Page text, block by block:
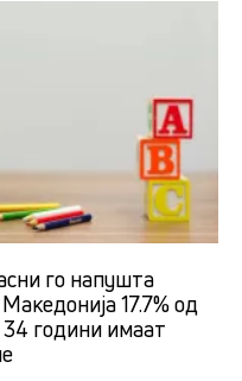
го напушта
17.7% од
години имаат